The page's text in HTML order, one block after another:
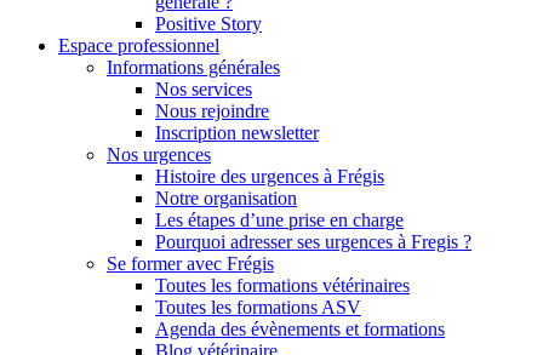
Positive Story
Espace professionnel
Informations générales
Nos services
Nous rejoindre
Inscription newsletter
Nos urgences
Histoire des urgences à Frégis
Notre organisation
Les étapes d’une prise en charge
Pourquoi adresser ses urgences à Fregis ?
Se former avec Frégis
Toutes les formations vétérinaires
Toutes les formations ASV
Agenda des évènements et formations
Blog vétérinaire